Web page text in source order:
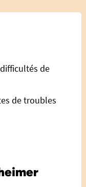
de
de troubles